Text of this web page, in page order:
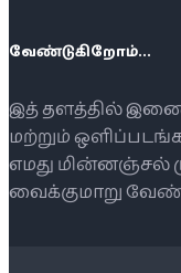
வேண்டுகிறோம்...
இத் தளத்தில்
மற்றும்
எமது மின்னஞ்சல்
வைக்குமாறு